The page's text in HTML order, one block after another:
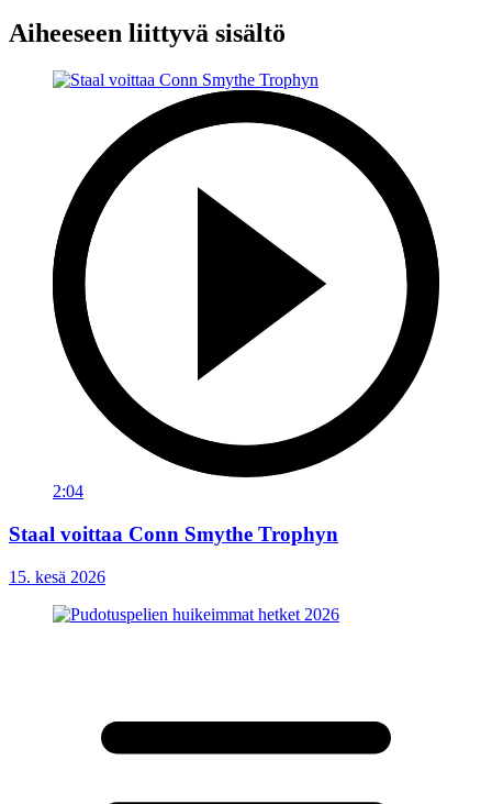
Aiheeseen liittyvä sisältö
2:04
Staal voittaa Conn Smythe Trophyn
15. kesä 2026